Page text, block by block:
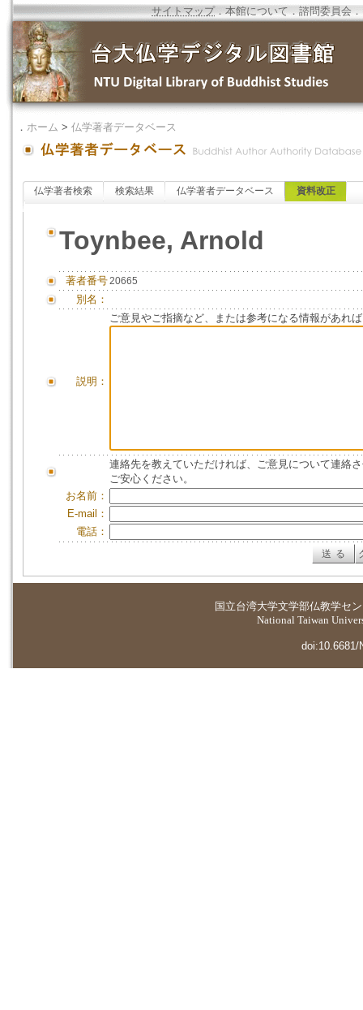
サイトマップ．本館について ．諮問委員会 ．
． ホーム > 仏学著者データベース
仏学著者検索 検索結果 仏学著者データベース 資料改正
Toynbee, Arnold
著者番号20665
別名：
説明：
ご意見やご指摘など、または参考になる情報があれ
連絡先を教えていただければ、ご意見について連絡
ご安心ください。
お名前：
E-mail：
電話：
国立台湾大学文学部仏教学セ
National Taiwan
doi:10.6681/